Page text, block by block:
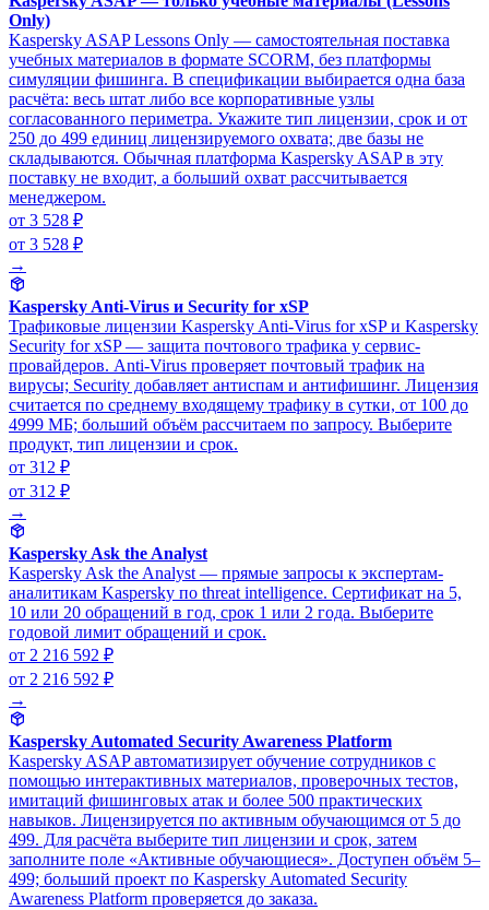
Only)
Kaspersky ASAP Lessons Only — самостоятельная поставка
учебных материалов в формате SCORM, без платформы
симуляции фишинга. В спецификации выбирается одна база
расчёта: весь штат либо все корпоративные узлы
согласованного периметра. Укажите тип лицензии, срок и от
250 до 499 единиц лицензируемого охвата; две базы не
складываются. Обычная платформа Kaspersky ASAP в эту
поставку не входит, а больший охват рассчитывается
менеджером.
от 3 528 ₽
от 3 528 ₽
→
Kaspersky Anti-Virus и Security for xSP
Трафиковые лицензии Kaspersky Anti-Virus for xSP и Kaspersky
Security for xSP — защита почтового трафика у сервис-
провайдеров. Anti-Virus проверяет почтовый трафик на
вирусы; Security добавляет антиспам и антифишинг. Лицензия
считается по среднему входящему трафику в сутки, от 100 до
4999 МБ; больший объём рассчитаем по запросу. Выберите
продукт, тип лицензии и срок.
от 312 ₽
от 312 ₽
→
Kaspersky Ask the Analyst
Kaspersky Ask the Analyst — прямые запросы к экспертам-
аналитикам Kaspersky по threat intelligence. Сертификат на 5,
10 или 20 обращений в год, срок 1 или 2 года. Выберите
годовой лимит обращений и срок.
от 2 216 592 ₽
от 2 216 592 ₽
→
Kaspersky Automated Security Awareness Platform
Kaspersky ASAP автоматизирует обучение сотрудников с
помощью интерактивных материалов, проверочных тестов,
имитаций фишинговых атак и более 500 практических
навыков. Лицензируется по активным обучающимся от 5 до
499. Для расчёта выберите тип лицензии и срок, затем
заполните поле «Активные обучающиеся». Доступен объём 5–
499; больший проект по Kaspersky Automated Security
Awareness Platform проверяется до заказа.